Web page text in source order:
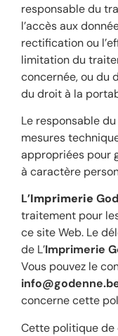
responsable du
l’accès aux
rectification ou
limitation du
concernée, ou du
du droit à la
Le responsable
mesures
appropriées pour
à caractère
L’Imprimerie
traitement pour
ce site Web. Le
de L’Imprimerie
Vous pouvez le
concerne cette
Cette politique